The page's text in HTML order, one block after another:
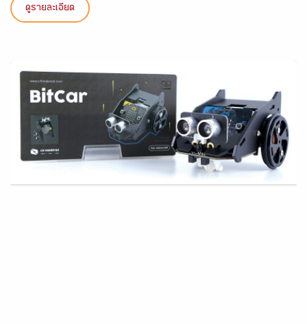
ดูรายละเอียด